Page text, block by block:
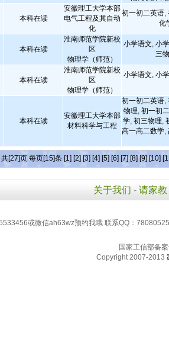
本科在读
安徽理工大学本部
电气工程及其自动
化
初一初二英语,
化
本科在读
淮南师范学院新校
区
物理学（师范）
小学语文, 小
三
本科在读
淮南师范学院新校
区
物理学（师范）
小学语文, 小
本科在读
安徽理工大学本部
材料科学与工程
初一初二英语,
物理, 初一初
学, 初三物理,
高一高二数学,
[27]页 每页[15]条 [1] [2] [3] [4] [5] [6] [7] [8] [9] [10]
关于我们 - 请家教
或微信ah63wz预约我哦 联系QQ：
国家工信部备
Copyright 2007-2013